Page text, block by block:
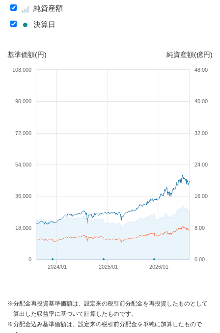
純資産額
決算日
基準価額(円) 純資産額(億円)
2024/01 2025/01 2026/01
0
18,000
36,000
54,000
72,000
90,000
108,000
0.00
40.00
8.00
16.00
24.00
32.00
48.00
※分配金再投資基準価額は、設定来の税引前分配金を再投資したものとして
算出した収益率に基づいて計算したものです。
※分配金込み基準価額は、設定来の税引前分配金を単純に加算したもので